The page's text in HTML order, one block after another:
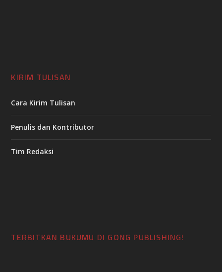
KIRIM TULISAN
Cara Kirim Tulisan
Penulis dan Kontributor
Tim Redaksi
TERBITKAN BUKUMU DI GONG PUBLISHING!